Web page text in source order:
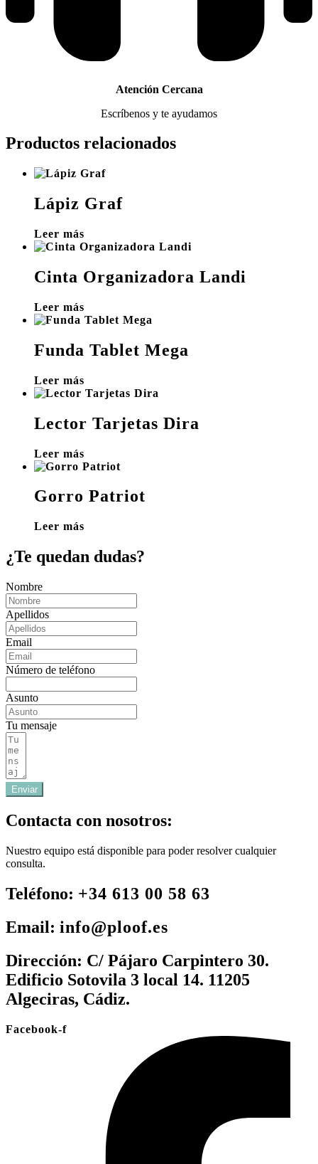
Atención Cercana
Escríbenos y te ayudamos
Productos relacionados
Lápiz Graf
Leer más
Cinta Organizadora Landi
Leer más
Funda Tablet Mega
Leer más
Lector Tarjetas Dira
Leer más
Gorro Patriot
Leer más
¿Te quedan dudas?
Nombre
Apellidos
Email
Número de teléfono
Asunto
Tu mensaje
Enviar
Contacta con nosotros:
Nuestro equipo está disponible para poder resolver cualquier
consulta.
Teléfono: +34 613 00 58 63
Email: info@ploof.es
Dirección: C/ Pájaro Carpintero 30.
Edificio Sotovila 3 local 14. 11205
Algeciras, Cádiz.
Facebook-f